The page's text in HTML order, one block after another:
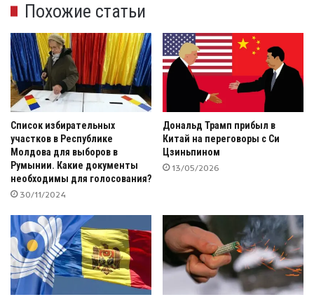
Похожие статьи
Список избирательных
участков в Республике
Молдова для выборов в
Румынии. Какие документы
необходимы для голосования?
30/11/2024
Дональд Трамп прибыл в
Китай на переговоры с Си
Цзиньпином
13/05/2026